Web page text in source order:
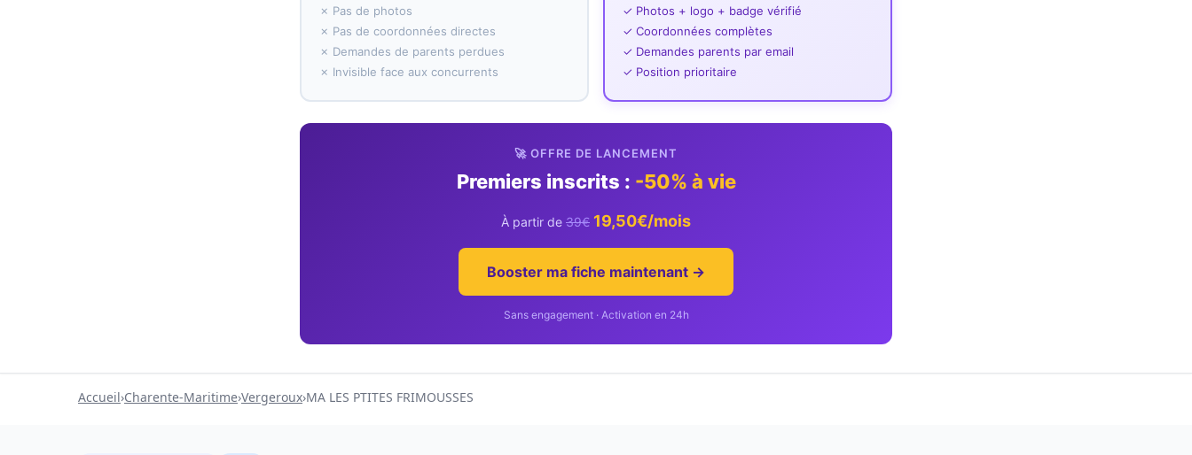
✗ Pas de photos
✗ Pas de coordonnées directes
✗ Demandes de parents perdues
✗ Invisible face aux concurrents
✓ Photos + logo + badge vérifié
✓ Coordonnées complètes
✓ Demandes parents par email
✓ Position prioritaire
🚀 OFFRE DE LANCEMENT
Premiers inscrits : -50% à vie
À partir de 39€ 19,50€/mois
Booster ma fiche maintenant →
Sans engagement · Activation en 24h
Accueil›Charente-Maritime›Vergeroux›MA LES PTITES FRIMOUSSES